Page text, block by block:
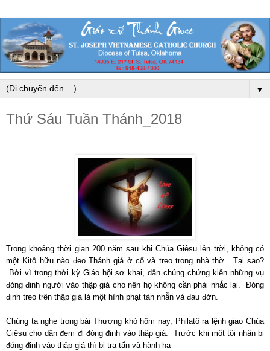
▼
Thứ Sáu Tuần Thánh_2018
Trong khoảng thời gian 200 năm sau khi Chúa Giêsu lên trời, không có
một Kitô hữu nào đeo Thánh giá ở cổ và treo trong nhà thờ. Tại sao?
Bởi vì trong thời kỳ Giáo hội sơ khai, dân chúng chứng kiến những vụ
đóng đinh người vào thập giá cho nên họ không cần phải nhắc lại. Đóng
đinh treo trên thập giá là một hình phạt tàn nhẫn và đau đớn.
Chúng ta nghe trong bài Thương khó hôm nay, Philatô ra lệnh giao Chúa
Giêsu cho dân đem đi đóng đinh vào thập giá. Trước khi một tội nhân bị
đóng đinh vào thập giá thì bị tra tấn và hành hạ